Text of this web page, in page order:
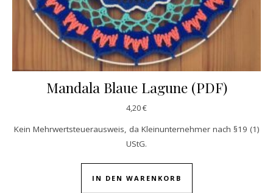
Mandala Blaue Lagune (PDF)
4,20€
Kein Mehrwertsteuerausweis, da Kleinunternehmer nach §19 (1)
UStG.
IN DEN WARENKORB